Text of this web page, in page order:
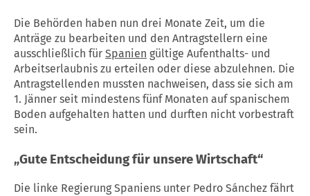
Die Behörden haben nun drei Monate Zeit, um die
Anträge zu bearbeiten und den Antragstellern eine
ausschließlich für Spanien gültige Aufenthalts- und
Arbeitserlaubnis zu erteilen oder diese abzulehnen. Die
Antragstellenden mussten nachweisen, dass sie sich am
1. Jänner seit mindestens fünf Monaten auf spanischem
Boden aufgehalten hatten und durften nicht vorbestraft
sein.
„Gute Entscheidung für unsere Wirtschaft“
Die linke Regierung Spaniens unter Pedro Sánchez fährt